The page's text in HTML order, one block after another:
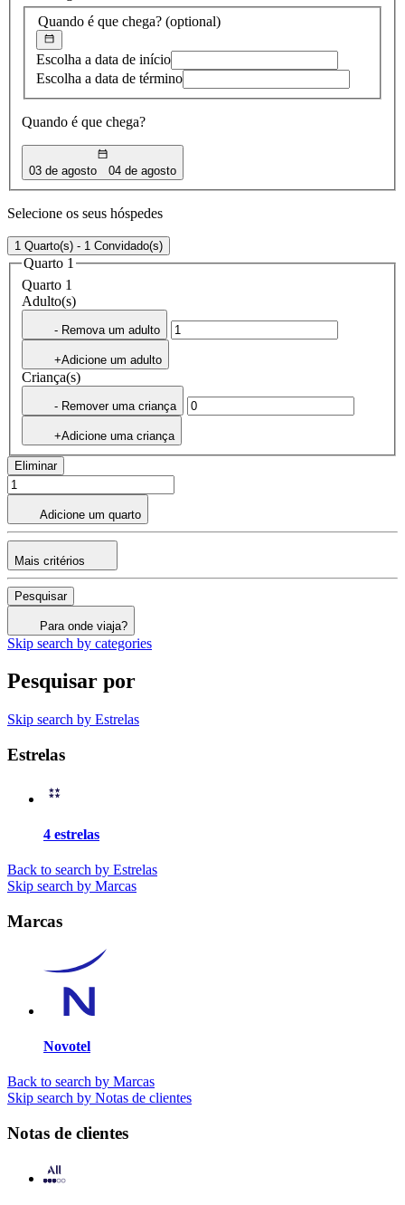
Quando é que chega? (optional)
Escolha a data de início
Escolha a data de término
Quando é que chega?
03 de agosto 04 de agosto
Selecione os seus hóspedes
1 Quarto(s) - 1 Convidado(s)
Quarto 1
Quarto 1
Adulto(s)
- Remova um adulto
+Adicione um adulto
Criança(s)
- Remover uma criança
+Adicione uma criança
Eliminar
Adicione um quarto
Mais critérios
Pesquisar
Para onde viaja?
Skip search by categories
Pesquisar por
Skip search by Estrelas
Estrelas
4 estrelas
Back to search by Estrelas
Skip search by Marcas
Marcas
Novotel
Back to search by Marcas
Skip search by Notas de clientes
Notas de clientes